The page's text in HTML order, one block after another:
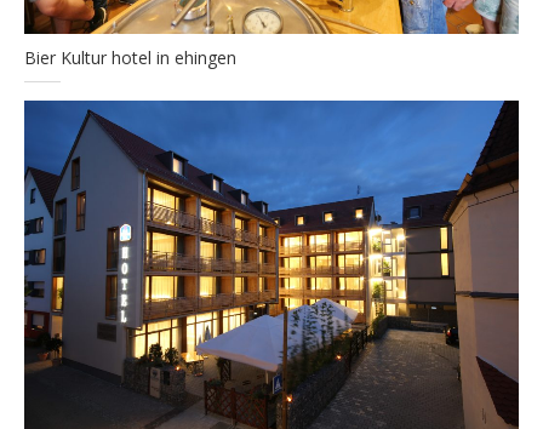
Bier Kultur hotel in ehingen